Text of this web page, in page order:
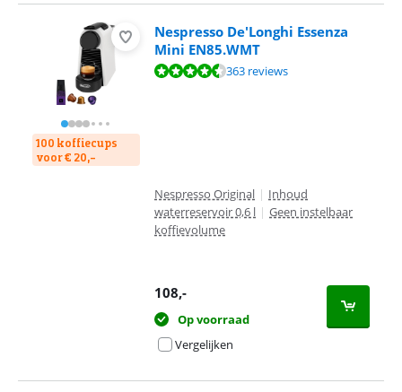
100 koffiecups
voor € 20,-
Nespresso De'Longhi Essenza
Mini EN85.WMT
Beoordeling is 8,8 van de 10, gebaseerd op 363 reviews.
363 reviews
Nespresso Original | Inhoud
waterreservoir 0,6 l | Geen instelbaar
koffievolume
108,-
Op voorraad
Vergelijken